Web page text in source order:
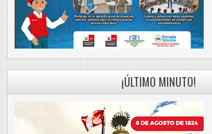
¡ÚLTIMO MINUTO!